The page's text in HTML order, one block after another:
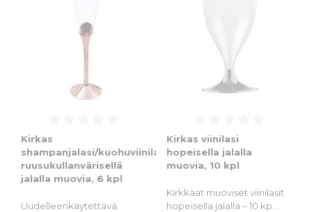
Kirkas
shampanjalasi/kuohuviinilasi
ruusukullanvärisellä
jalalla muovia, 6 kpl
Uudelleenkäytettävä
Kirkas viinilasi
hopeisella jalalla
muovia, 10 kpl
Kirkkaat muoviset viinilasit
hopeisella jalalla – 10 kp…